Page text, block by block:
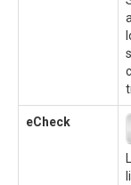
eCheck